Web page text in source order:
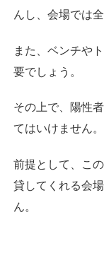
んし、会場では
また、ベンチや
要でしょう。
その上で、陽性
てはいけません。
前提として、こ
貸してくれる会
ん。